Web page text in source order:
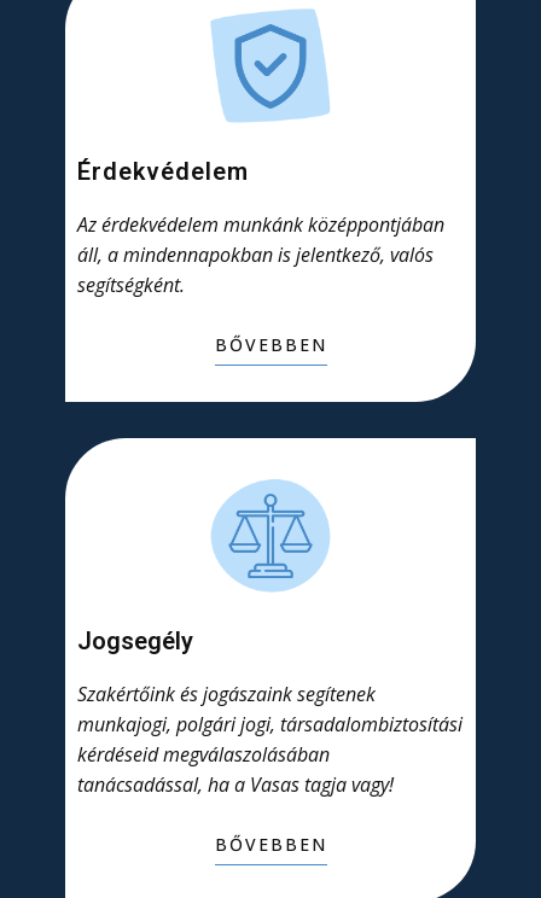
Érdekvédelem
Az érdekvédelem munkánk középpontjában
áll, a mindennapokban is jelentkező, valós
segítségként.
BŐVEBBEN
Jogsegély
Szakértőink és jogászaink segítenek
munkajogi, polgári jogi, társadalombiztosítási
kérdéseid megválaszolásában
tanácsadással, ha a Vasas tagja vagy!
BŐVEBBEN